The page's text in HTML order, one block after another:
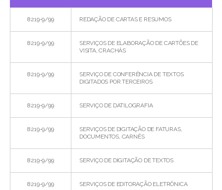
8219-9/99 REDAÇÃO DE CARTAS E RESUMOS
8219-9/99
SERVIÇOS DE ELABORAÇÃO DE CARTÕES DE
VISITA, CRACHÁS
8219-9/99
SERVIÇO DE CONFERÊNCIA DE TEXTOS
DIGITADOS POR TERCEIROS
8219-9/99 SERVIÇO DE DATILOGRAFIA
8219-9/99
SERVIÇOS DE DIGITAÇÃO DE FATURAS,
DOCUMENTOS, CARNÊS
8219-9/99 SERVIÇO DE DIGITAÇÃO DE TEXTOS
8219-9/99 SERVIÇOS DE EDITORAÇÃO ELETRÔNICA